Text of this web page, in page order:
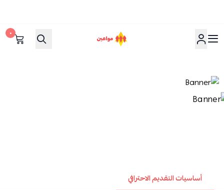
مواعين
٠
أساسيات التقديم الاحترافي